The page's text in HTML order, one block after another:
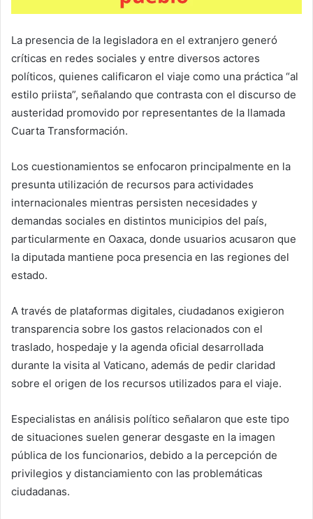
La presencia de la legisladora en el extranjero generó
críticas en redes sociales y entre diversos actores
políticos, quienes calificaron el viaje como una práctica “al
estilo priista”, señalando que contrasta con el discurso de
austeridad promovido por representantes de la llamada
Cuarta Transformación.
Los cuestionamientos se enfocaron principalmente en la
presunta utilización de recursos para actividades
internacionales mientras persisten necesidades y
demandas sociales en distintos municipios del país,
particularmente en Oaxaca, donde usuarios acusaron que
la diputada mantiene poca presencia en las regiones del
estado.
A través de plataformas digitales, ciudadanos exigieron
transparencia sobre los gastos relacionados con el
traslado, hospedaje y la agenda oficial desarrollada
durante la visita al Vaticano, además de pedir claridad
sobre el origen de los recursos utilizados para el viaje.
Especialistas en análisis político señalaron que este tipo
de situaciones suelen generar desgaste en la imagen
pública de los funcionarios, debido a la percepción de
privilegios y distanciamiento con las problemáticas
ciudadanas.